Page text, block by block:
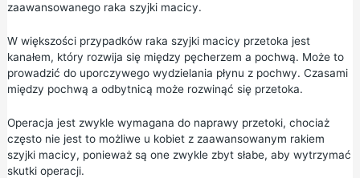
zaawansowanego raka szyjki macicy.
W większości przypadków raka szyjki macicy przetoka jest
kanałem, który rozwija się między pęcherzem a pochwą. Może to
prowadzić do uporczywego wydzielania płynu z pochwy. Czasami
między pochwą a odbytnicą może rozwinąć się przetoka.
Operacja jest zwykle wymagana do naprawy przetoki, chociaż
często nie jest to możliwe u kobiet z zaawansowanym rakiem
szyjki macicy, ponieważ są one zwykle zbyt słabe, aby wytrzymać
skutki operacji.